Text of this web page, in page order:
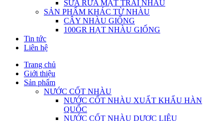
SỮA RỬA MẶT TRÁI NHÀU
SẢN PHẨM KHÁC TỪ NHÀU
CÂY NHÀU GIỐNG
100GR HẠT NHÀU GIỐNG
Tin tức
Liên hệ
Trang chủ
Giới thiệu
Sản phẩm
NƯỚC CỐT NHÀU
NƯỚC CỐT NHÀU XUẤT KHẨU HÀN
QUỐC
NƯỚC CỐT NHÀU DƯỢC LIỆU